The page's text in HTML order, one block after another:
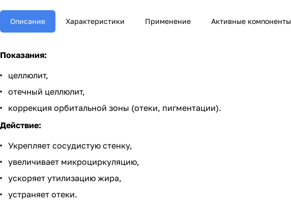
Описание Характеристики Применение Активные компоненты
Показания:
целлюлит,
отечный целлюлит,
коррекция орбитальной зоны (отеки, пигментации).
Действие:
Укрепляет сосудистую стенку,
увеличивает микроциркуляцию,
ускоряет утилизацию жира,
устраняет отеки.